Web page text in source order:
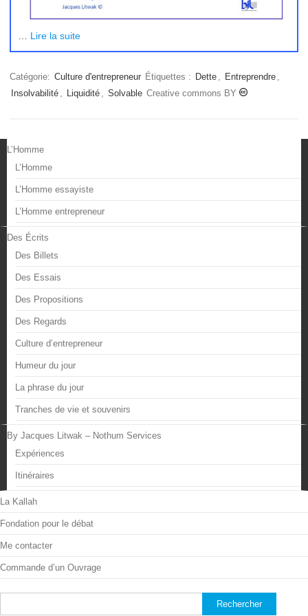
Lire la suite
Catégorie: Culture d'entrepreneur Étiquettes : Dette Entreprendre
Insolvabilité
Liquidité Solvable Creative commons BY
L’Homme
L’Homme
L’Homme essayiste
L’Homme entrepreneur
Des Écrits
Des Billets
Des Essais
Des Propositions
Des Regards
Culture d’entrepreneur
Humeur du jour
La phrase du jour
Tranches de vie et souvenirs
By Jacques Litwak – Nothum Services
Expériences
Itinéraires
La Kallah
Fondation pour le débat
Me contacter
Commande d’un Ouvrage